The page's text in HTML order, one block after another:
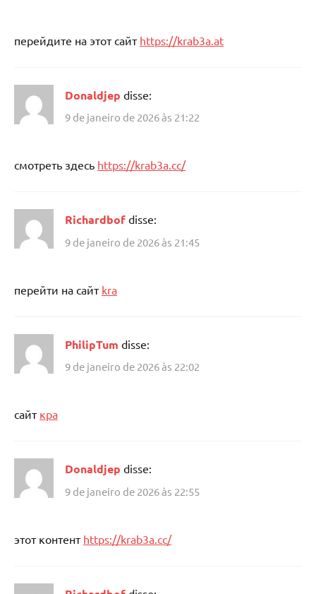
перейдите на этот сайт https://krab3a.at
Donaldjep disse:
9 de janeiro de 2026 às 21:22
смотреть здесь https://krab3a.cc/
Richardbof disse:
9 de janeiro de 2026 às 21:45
перейти на сайт kra
PhilipTum disse:
9 de janeiro de 2026 às 22:02
сайт кра
Donaldjep disse:
9 de janeiro de 2026 às 22:55
этот контент https://krab3a.cc/